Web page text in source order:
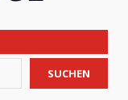
SUCHEN